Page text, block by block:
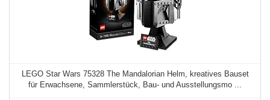
LEGO Star Wars 75328 The Mandalorian Helm, kreatives Bauset
für Erwachsene, Sammlerstück, Bau- und Ausstellungsmo ...